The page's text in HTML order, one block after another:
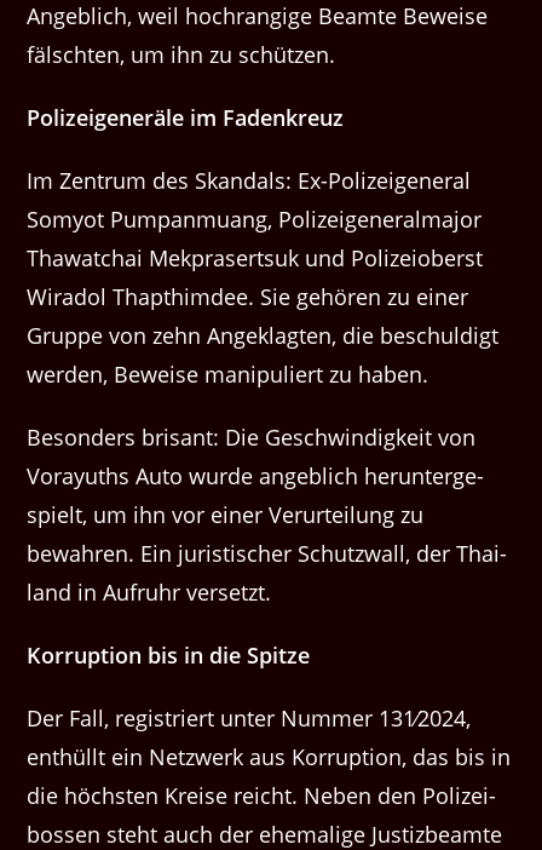
Ange­blich, weil hochrangige Beamte Beweise
fälscht­en, um ihn zu schützen.
Polizeigen­eräle im Fadenkreuz
Im Zen­trum des Skan­dals: Ex-Polizeigen­er­al
Somy­ot Pumpan­muang, Polizeigen­eral­ma­jor
Thawatchai Mekprasert­suk und Polizeioberst
Wiradol Thap­thimdee. Sie gehören zu ein­er
Gruppe von zehn Angeklagten, die beschuldigt
wer­den, Beweise manip­uliert zu haben.
Beson­ders brisant: Die Geschwindigkeit von
Vorayuths Auto wurde ange­blich herun­terge­
spielt, um ihn vor ein­er Verurteilung zu
bewahren. Ein juris­tis­ch­er Schutzwall, der Thai­
land in Aufruhr versetzt.
Kor­rup­tion bis in die Spitze
Der Fall, reg­istri­ert unter Num­mer 131⁄2024,
enthüllt ein Net­zw­erk aus Kor­rup­tion, das bis in
die höch­sten Kreise reicht. Neben den Polizei­
bossen ste­ht auch der ehe­ma­lige Jus­tizbeamte